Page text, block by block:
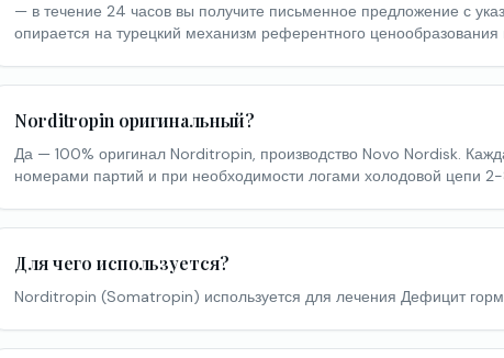
— в течение 24 часов вы получите письменное предложение с
опирается на турецкий механизм референтного
Norditropin оригинальный?
Да — 100% оригинал Norditropin, производство Novo Nordisk.
номерами партий и при необходимости логами холодовой цепи 2-
Для чего используется?
Norditropin (Somatropin) используется для лечения Дефицит